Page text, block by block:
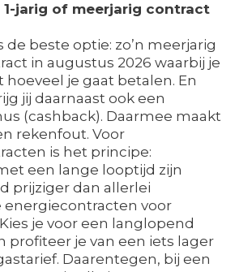
1-jarig of meerjarig contract
de beste optie: zo’n meerjarig
in augustus 2026 waarbij je
hoeveel je gaat betalen. En
jij daarnaast ook een
(cashback). Daarmee maakt
rekenfout. Voor
is het principe:
een lange looptijd zijn
prijziger dan allerlei
energiecontracten voor
je voor een langlopend
profiteer je van een iets lager
Daarentegen, bij een